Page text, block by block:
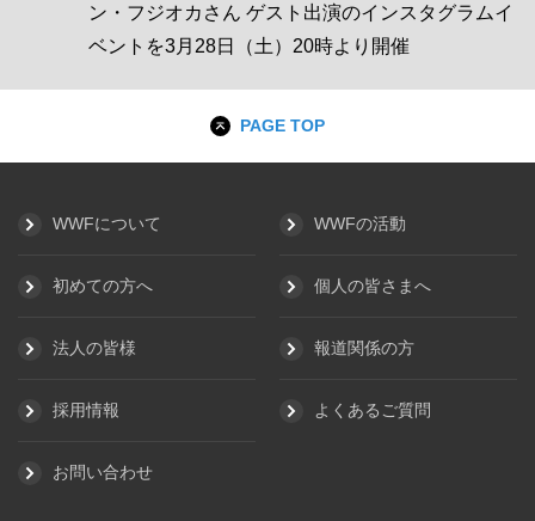
ン・フジオカさん ゲスト出演のインスタグラムイ
ベントを3月28日（土）20時より開催
PAGE TOP
WWFについて WWFの活動
初めての方へ 個人の皆さまへ
法人の皆様 報道関係の方
採用情報 よくあるご質問
お問い合わせ